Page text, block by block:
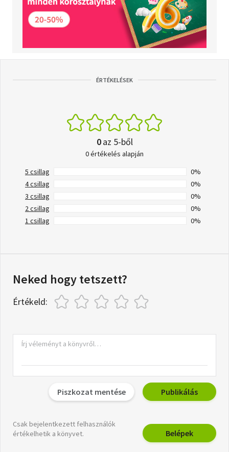
ÉRTÉKELÉSEK
0az 5-ből
0 értékelés alapján
5 csillag
0%
4 csillag
0%
3 csillag
0%
2 csillag
0%
1 csillag
0%
Neked hogy tetszett?
Értékeld:
Piszkozat mentése Publikálás
Csak bejelentkezett felhasználók
értékelhetik a könyvet.
Belépek